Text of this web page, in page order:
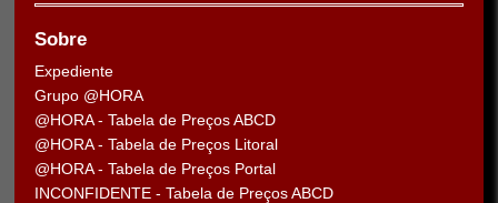
Sobre
Expediente
Grupo @HORA
@HORA - Tabela de Preços ABCD
@HORA - Tabela de Preços Litoral
@HORA - Tabela de Preços Portal
INCONFIDENTE - Tabela de Preços ABCD